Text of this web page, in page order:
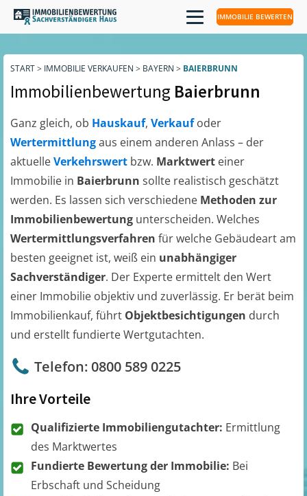
IMMOBILIE BEWERTEN
START> IMMOBILIE VERKAUFEN > BAYERN > BAIERBRUNN
Immobilienbewertung Baierbrunn
Ganz gleich, ob Hauskauf, Verkaufoder
Wertermittlungaus einem anderen Anlass – der
aktuelleVerkehrswert bzw. Marktwert einer
Immobilie in Baierbrunn sollte realistisch geschätzt
werden. Es lassen sich verschiedene Methoden zur
Immobilienbewertung unterscheiden. Welches
Wertermittlungsverfahren für welche Gebäudeart am
besten geeignet ist, weiß ein unabhängiger
Sachverständiger. Der Experte ermittelt den Wert
einer Immobilie objektiv und zuverlässig. Er berät beim
Immobilienkauf, führt Objektbesichtigungen durch
und erstellt fundierte Wertgutachten.
Telefon: 0800 589 0225
Ihre Vorteile
Qualifizierte Immobiliengutachter: Ermittlung
des Marktwertes
Fundierte Bewertung der Immobilie: Bei
Erbschaft und Scheidung